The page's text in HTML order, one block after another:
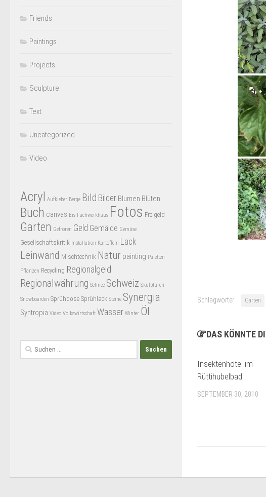
Schlagwörter: Garten
DAS KÖNNTE
Insektenhotel im
Rüttihubelbad
SEPTEMBER 30, 2010
Friends
Paintings
Projects
Sculpture
Text
Uncategorized
Video
Acryl Aufkleber Berge Bild Bilder Blumen Blüten
Buch canvas Eis Fachwerkhaus Fotos Freigeld
Garten Gefroren Geld Gemälde Gemüse
Gesellschaftskritik Installation Kartoffeln Lack
Leinwand Mischtechnik Natur painting Paletten
Pflanzen Recycling Regionalgeld
Regionalwährung Schnee Schweiz Skulpturen
Snowboarden Sprühdose Sprühlack Steine Synergia
Syntropia Video Volkswirtschaft Wasser Winter Öl
Suchen
nach: